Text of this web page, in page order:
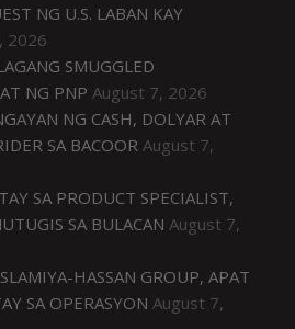
NG U.S. LABAN KAY
2026
SMUGGLED
NG PNP August 7, 2026
NG CASH, DOLYAR AT
SA BACOOR August 7,
SA PRODUCT SPECIALIST,
SA BULACAN August 7,
HASSAN GROUP, APAT
SA OPERASYON August 7,